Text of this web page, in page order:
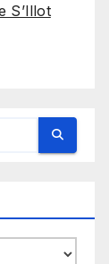
S’Illot